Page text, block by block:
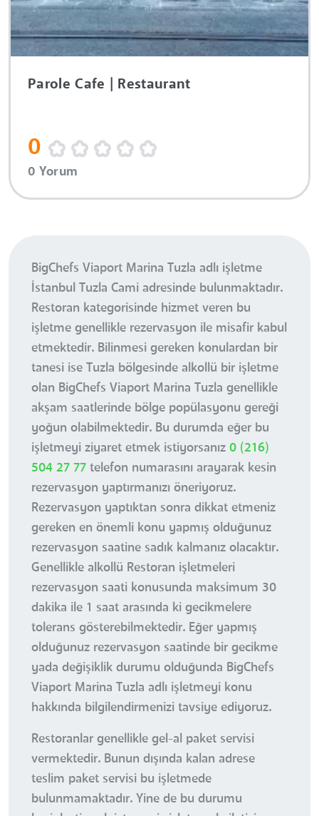
Parole Cafe | Restaurant
0
0 Yorum
BigChefs Viaport Marina Tuzla adlı işletme
İstanbul Tuzla Cami adresinde bulunmaktadır.
Restoran kategorisinde hizmet veren bu
işletme genellikle rezervasyon ile misafir kabul
etmektedir. Bilinmesi gereken konulardan bir
tanesi ise Tuzla bölgesinde alkollü bir işletme
olan BigChefs Viaport Marina Tuzla genellikle
akşam saatlerinde bölge popülasyonu gereği
yoğun olabilmektedir. Bu durumda eğer bu
işletmeyi ziyaret etmek istiyorsanız 0 (216)
504 27 77 telefon numarasını arayarak kesin
rezervasyon yaptırmanızı öneriyoruz.
Rezervasyon yaptıktan sonra dikkat etmeniz
gereken en önemli konu yapmış olduğunuz
rezervasyon saatine sadık kalmanız olacaktır.
Genellikle alkollü Restoran işletmeleri
rezervasyon saati konusunda maksimum 30
dakika ile 1 saat arasında ki gecikmelere
tolerans gösterebilmektedir. Eğer yapmış
olduğunuz rezervasyon saatinde bir gecikme
yada değişiklik durumu olduğunda BigChefs
Viaport Marina Tuzla adlı işletmeyi konu
hakkında bilgilendirmenizi tavsiye ediyoruz.
Restoranlar genellikle gel-al paket servisi
vermektedir. Bunun dışında kalan adrese
teslim paket servisi bu işletmede
bulunmamaktadır. Yine de bu durumu